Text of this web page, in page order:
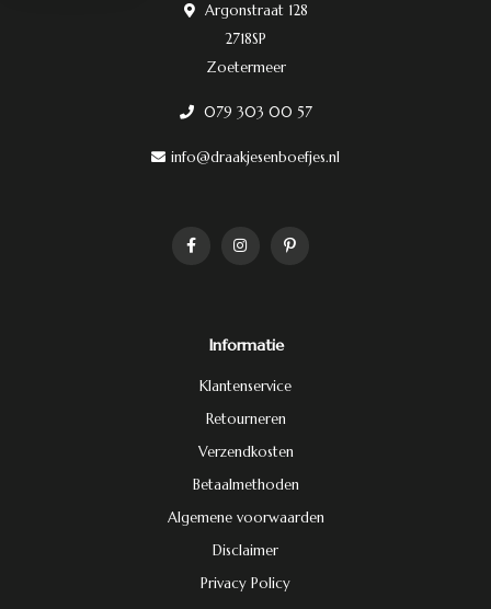
Argonstraat 128
2718SP
Zoetermeer
079 303 00 57
info@draakjesenboefjes.nl
Informatie
Klantenservice
Retourneren
Verzendkosten
Betaalmethoden
Algemene voorwaarden
Disclaimer
Privacy Policy